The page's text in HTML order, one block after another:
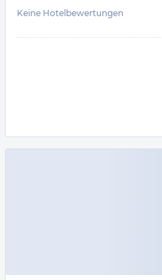
Keine Hotelbewertungen